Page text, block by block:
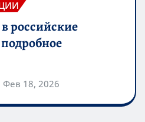
российские
Фев 18, 2026